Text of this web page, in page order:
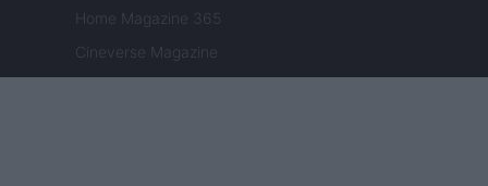
Home Magazine 365
Cineverse Magazine